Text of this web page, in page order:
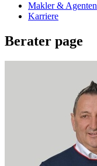
Makler & Agenten
Karriere
Berater page